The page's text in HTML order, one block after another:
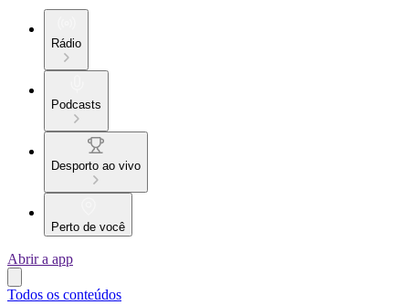
Rádio
Podcasts
Desporto ao vivo
Perto de você
Abrir a app
Todos os conteúdos